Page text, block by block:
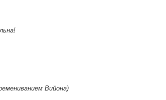
Вийона)